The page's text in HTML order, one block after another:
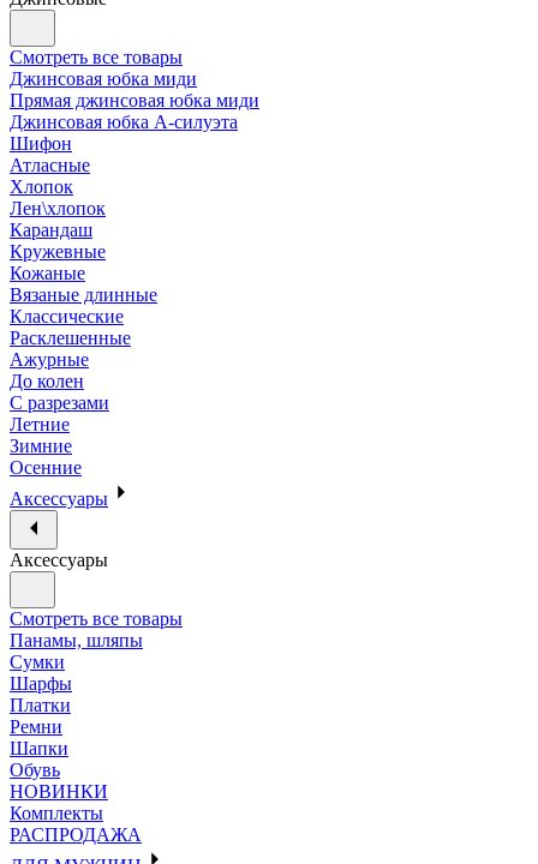
Смотреть все товары
Джинсовая юбка миди
Прямая джинсовая юбка миди
Джинсовая юбка А-силуэта
Шифон
Атласные
Хлопок
Лен\хлопок
Карандаш
Кружевные
Кожаные
Вязаные длинные
Классические
Расклешенные
Ажурные
До колен
С разрезами
Летние
Зимние
Осенние
Аксессуары
Аксессуары
Смотреть все товары
Панамы, шляпы
Сумки
Шарфы
Платки
Ремни
Шапки
Обувь
НОВИНКИ
Комплекты
РАСПРОДАЖА